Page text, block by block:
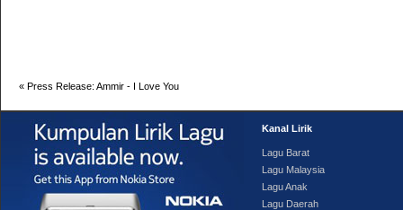
« Press Release: Ammir - I Love You
Kanal Lirik
Lagu Barat
Lagu Malaysia
Lagu Anak
Lagu Daerah